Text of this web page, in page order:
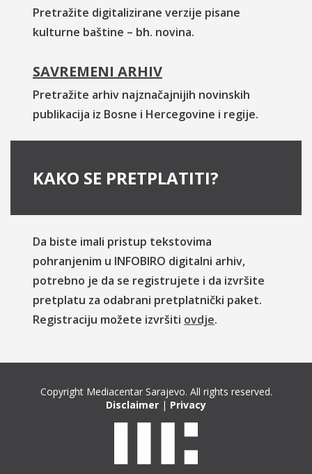
Pretražite digitalizirane verzije pisane
kulturne baštine – bh. novina.
SAVREMENI ARHIV
Pretražite arhiv najznačajnijih novinskih
publikacija iz Bosne i Hercegovine i regije.
KAKO SE PRETPLATITI?
Da biste imali pristup tekstovima
pohranjenim u INFOBIRO digitalni arhiv,
potrebno je da se registrujete i da izvršite
pretplatu za odabrani pretplatnički paket.
Registraciju možete izvršiti ovdje.
Copyright Mediacentar Sarajevo. All rights reserved.
Disclaimer | Privacy